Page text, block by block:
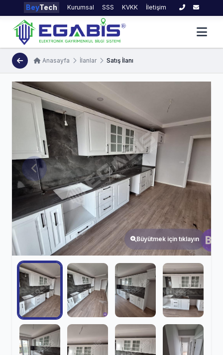
BeyTech Kurumsal SSS KVKK İletişim
Anasayfa İlanlar Satış İlanı
Büyütmek için tıklayın